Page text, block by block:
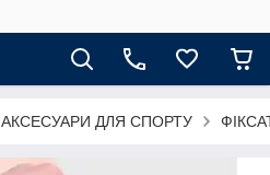
АКСЕСУАРИ ДЛЯ СПОРТУ